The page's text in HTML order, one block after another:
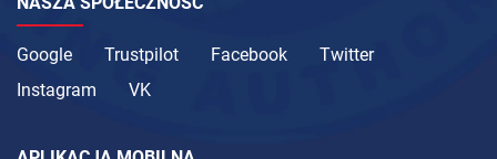
Google Trustpilot Facebook
Twitter
Instagram
VK